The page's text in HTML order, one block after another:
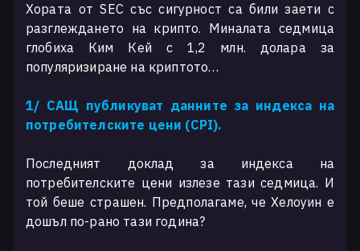
Хората от SEC със сигурност са били заети с
разглеждането на крипто. Миналата седмица
глобиха Ким Кей с 1,2 млн. долара за
популяризиране на криптото…
1/ САЩ публикуват данните за индекса на
потребителските цени (CPI).
Последният доклад за индекса на
потребителските цени излезе тази седмица. И
той беше страшен. Предполагаме, че Хелоуин е
дошъл по-рано тази година?